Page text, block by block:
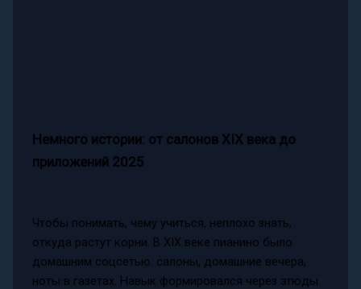
Немного истории: от салонов XIX века до
приложений 2025
Чтобы понимать, чему учиться, неплохо знать,
откуда растут корни. В XIX веке пианино было
домашним соцсетью: салоны, домашние вечера,
ноты в газетах. Навык формировался через этюды